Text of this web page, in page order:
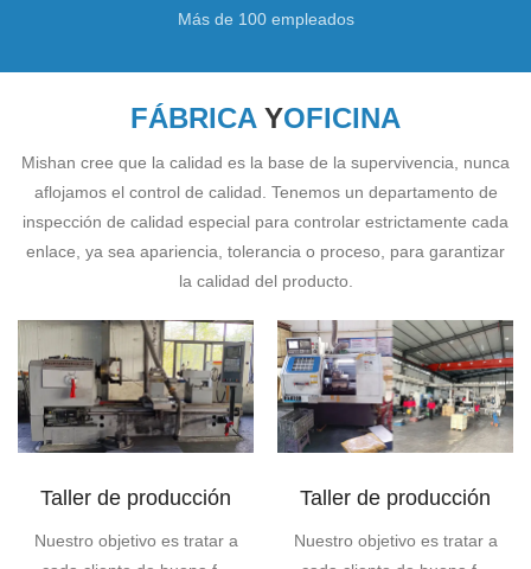
Más de 100 empleados
FÁBRICAYOFICINA
Mishan cree que la calidad es la base de la supervivencia, nunca
aflojamos el control de calidad. Tenemos un departamento de
inspección de calidad especial para controlar estrictamente cada
enlace, ya sea apariencia, tolerancia o proceso, para garantizar
la calidad del producto.
Taller de producción
Nuestro objetivo es tratar a
Taller de producción
Nuestro objetivo es tratar a